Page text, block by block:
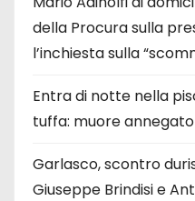
della Procura sulla
l’inchiesta sulla
Entra di notte nella
tuffa: muore
Garlasco, scontro
Giuseppe Brindisi e